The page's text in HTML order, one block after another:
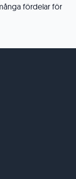
fördelar för